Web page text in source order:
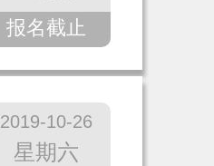
报名截止
2019-10-26
星期六